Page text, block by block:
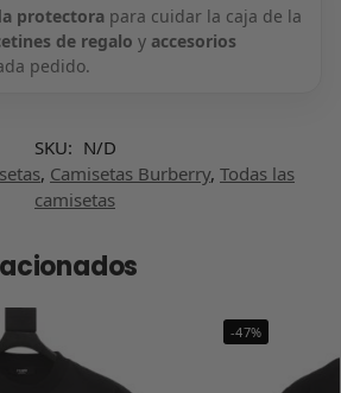
protectorapara cuidar la caja de la
de regalo y accesorios
pedido.
SKU: N/D
, Camisetas Burberry, Todas las
camisetas
-47%